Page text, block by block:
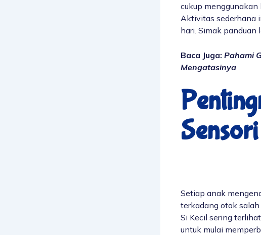
cukup
Aktivitas sederhana
hari. Simak panduan
Baca Juga: Pahami
Mengatasinya
Setiap anak
terkadang otak
Si Kecil sering
untuk mulai